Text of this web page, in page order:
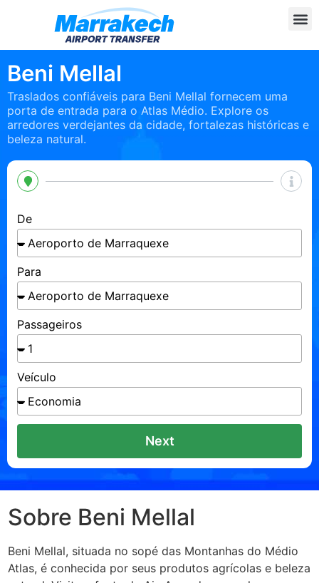
Beni Mellal
Traslados confiáveis ​​para Beni Mellal fornecem uma
porta de entrada para o Atlas Médio. Explore os
arredores verdejantes da cidade, fortalezas históricas e
beleza natural.
De
Para
Passageiros
Veículo
Next
Sobre Beni Mellal
Beni Mellal, situada no sopé das Montanhas do Médio
Atlas, é conhecida por seus produtos agrícolas e beleza